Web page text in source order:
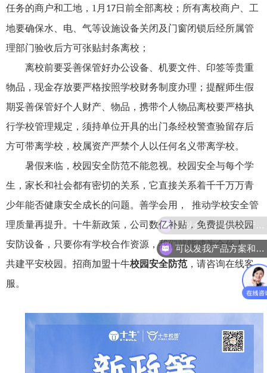
任务的商户和工地， 1 月 17日前全部离校；所有离校商户、工
地要确保水、电、气等设施设备关闭及门窗闭锁后经所属管
理部门验收后方可张贴封条离校；
离校前要妥善保管好办公设备、机要文件、印签等贵重
物品，现金存放要严格按照学校财务制度办理；提醒师生假
期妥善保管好个人财产、物品，携带个人物品离校要严格执
行学校管理规定，须持单位开具的出门条经校警查验留存后
方可带离学校，校属资产严禁个人以任何名义带离学校。
暑假来临，校园安全防范不能忽视。校园安全与每个学
生，家长和社会都有密切的关系，它直接关系着千千万万青
少年能否健康安全成长的问题。善学会用，
推动学校安全管
理质量再提升。十牛新政策，公司数亿补贴，免费提供校园
安防设备，只要你有学校合作资源，我们就能成为合伙人，
共建平安校园。招商加盟十牛校园安全防范，请咨询在线客
服。